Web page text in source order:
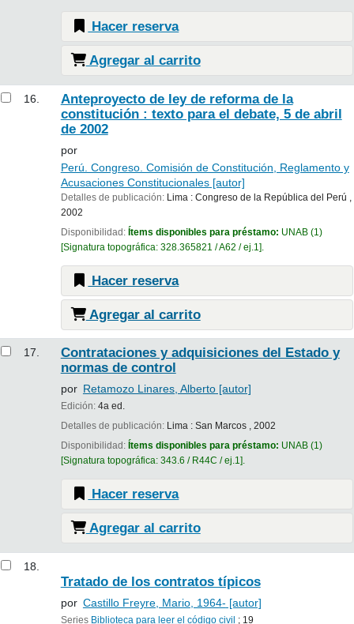
Hacer reserva
Agregar al carrito
16.
Anteproyecto de ley de reforma de la
constitución : texto para el debate, 5 de abril
de 2002
por
Perú. Congreso. Comisión de Constitución, Reglamento y
Acusaciones Constitucionales[autor]
Detalles de publicación: Lima : Congreso de la República del Perú ,
2002
Disponibilidad: Ítems disponibles para préstamo: UNAB(1)
Signatura topográfica: 328.365821 / A62 / ej.1 .
Hacer reserva
Agregar al carrito
17.
Contrataciones y adquisiciones del Estado y
normas de control
por Retamozo Linares, Alberto[autor]
Edición: 4a ed.
Detalles de publicación: Lima : San Marcos , 2002
Disponibilidad: Ítems disponibles para préstamo: UNAB(1)
Signatura topográfica: 343.6 / R44C / ej.1 .
Hacer reserva
Agregar al carrito
18.
Tratado de los contratos típicos
por Castillo Freyre, Mario, 1964- [autor]
Series Biblioteca para leer el código civil ; 19